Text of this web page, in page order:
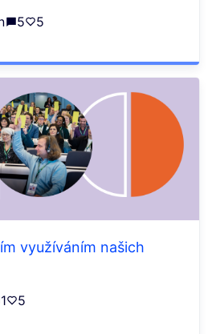
5 5
využíváním našich
1 5